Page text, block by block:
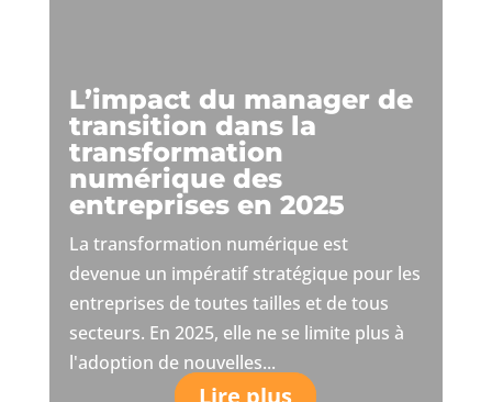
L’impact du manager de
transition dans la
transformation
numérique des
entreprises en 2025
La transformation numérique est
devenue un impératif stratégique pour les
entreprises de toutes tailles et de tous
secteurs. En 2025, elle ne se limite plus à
l'adoption de nouvelles...